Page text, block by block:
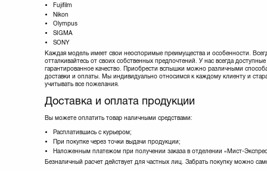
Fujifilm
Nikon
Olympus
SIGMA
SONY
Каждая модель имеет свои неоспоримые преимущества и особенности.
отталкивайтесь от своих собственных предпочтений. У нас всегда
гарантированное качество. Приобрести вспышки можно различными
доставки и оплаты. Мы индивидуально относимся к каждому клиенту и
учитывать все пожелания.
Доставка и оплата продукции
Вы можете оплатить товар наличными средствами:
Расплатившись с курьером;
При покупке через точки выдачи продукции;
Наложенным платежом при получении заказа в отделении «Мист-
Безналичный расчет действует для частных лиц. Забрать покупку можно